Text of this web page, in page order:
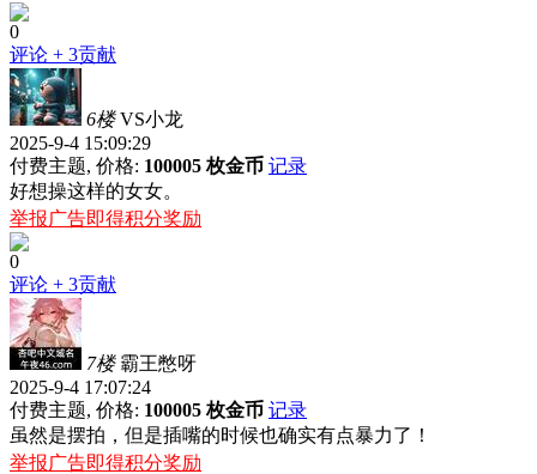
0
评论 + 3贡献
6楼 VS小龙
2025-9-4 15:09:29
付费主题, 价格: 100005 枚金币 记录
好想操这样的女女。
举报广告即得积分奖励
0
评论 + 3贡献
7楼 霸王憋呀
2025-9-4 17:07:24
付费主题, 价格: 100005 枚金币 记录
虽然是摆拍，但是插嘴的时候也确实有点暴力了！
举报广告即得积分奖励